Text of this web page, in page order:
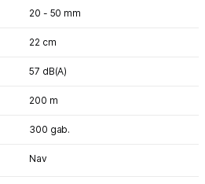
20 - 50 mm
22 cm
57 dB(A)
200 m
300 gab.
Nav